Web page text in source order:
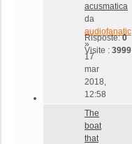
acusmatica
da
audiofanatic
»
17
mar
2018,
12:58
Risposte:0
Visite : 3999
The
boat
that